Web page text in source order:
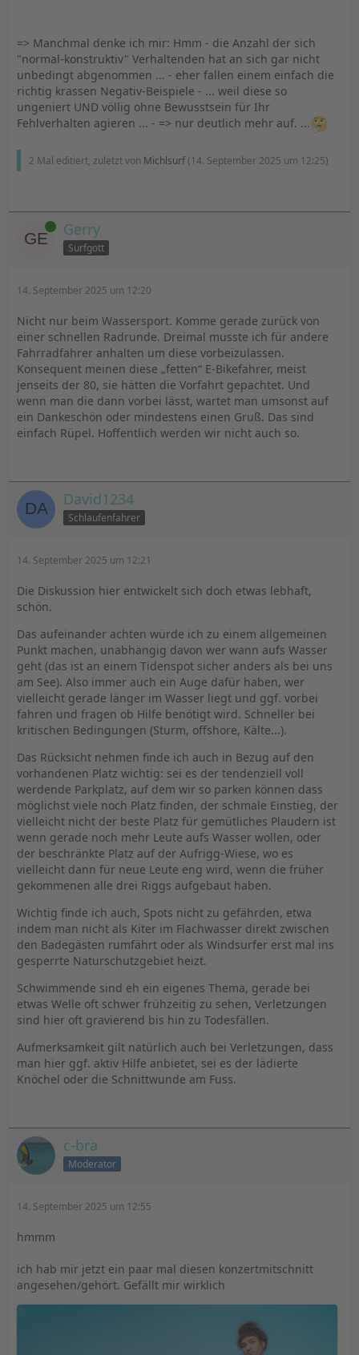
=> Manchmal denke ich mir: Hmm - die Anzahl der sich
"normal-konstruktiv" Verhaltenden hat an sich gar nicht
unbedingt abgenommen ... - eher fallen einem einfach die
richtig krassen Negativ-Beispiele - ... weil diese so
ungeniert UND völlig ohne Bewusstsein für Ihr
Fehlverhalten agieren ... - => nur deutlich mehr auf. ...
2 Mal editiert, zuletzt von Michlsurf(14. September 2025 um 12:25)
Online Gerry
Surfgott
14. September 2025 um 12:20
Nicht nur beim Wassersport. Komme gerade zurück von
einer schnellen Radrunde. Dreimal musste ich für andere
Fahrradfahrer anhalten um diese vorbeizulassen.
Konsequent meinen diese „fetten“ E-Bikefahrer, meist
jenseits der 80, sie hätten die Vorfahrt gepachtet. Und
wenn man die dann vorbei lässt, wartet man umsonst auf
ein Dankeschön oder mindestens einen Gruß. Das sind
einfach Rüpel. Hoffentlich werden wir nicht auch so.
David1234
Schlaufenfahrer
14. September 2025 um 12:21
Die Diskussion hier entwickelt sich doch etwas lebhaft,
schön.
Das aufeinander achten würde ich zu einem allgemeinen
Punkt machen, unabhängig davon wer wann aufs Wasser
geht (das ist an einem Tidenspot sicher anders als bei uns
am See). Also immer auch ein Auge dafür haben, wer
vielleicht gerade länger im Wasser liegt und ggf. vorbei
fahren und fragen ob Hilfe benötigt wird. Schneller bei
kritischen Bedingungen (Sturm, offshore, Kälte...).
Das Rücksicht nehmen finde ich auch in Bezug auf den
vorhandenen Platz wichtig: sei es der tendenziell voll
werdende Parkplatz, auf dem wir so parken können dass
möglichst viele noch Platz finden, der schmale Einstieg, der
vielleicht nicht der beste Platz für gemütliches Plaudern ist
wenn gerade noch mehr Leute aufs Wasser wollen, oder
der beschränkte Platz auf der Aufrigg-Wiese, wo es
vielleicht dann für neue Leute eng wird, wenn die früher
gekommenen alle drei Riggs aufgebaut haben.
Wichtig finde ich auch, Spots nicht zu gefährden, etwa
indem man nicht als Kiter im Flachwasser direkt zwischen
den Badegästen rumfährt oder als Windsurfer erst mal ins
gesperrte Naturschutzgebiet heizt.
Schwimmende sind eh ein eigenes Thema, gerade bei
etwas Welle oft schwer frühzeitig zu sehen, Verletzungen
sind hier oft gravierend bis hin zu Todesfällen.
Aufmerksamkeit gilt natürlich auch bei Verletzungen, dass
man hier ggf. aktiv Hilfe anbietet, sei es der lädierte
Knöchel oder die Schnittwunde am Fuss.
c-bra
Moderator
14. September 2025 um 12:55
hmmm
ich hab mir jetzt ein paar mal diesen konzertmitschnitt
angesehen/gehört. Gefällt mir wirklich